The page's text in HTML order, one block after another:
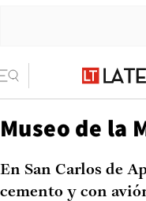
Museo de la
En San Carlos de
cemento y con